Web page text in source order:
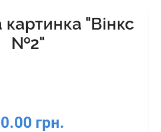
"Вінкс
№2"
грн.